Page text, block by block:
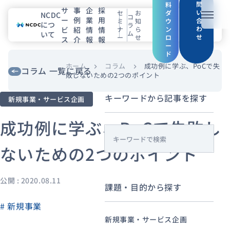
メニュ
NCDCについて
企業情報
お役立ち情報（PJ Insight）
NCDC
につ
いて
サ
ー
ビ
ス
事
例
紹
介
企
業
情
報
採
用
情
報
セ
ミ
ナ
ー
コ
ラ
ム
お
知
ら
せ
料
ダ
ウ
ン
ロ
ー
ド
問
い
合
わ
せ
コラム 一覧に戻る
ホーム chevron_right コラム chevron_right
成功例に学ぶ、PoCで失
敗しないための2つのポイント
新規事業・サービス企画
成功例に学ぶ、PoCで失敗し
ないための2つのポイント
公開 : 2020.08.11
# 新規事業
キーワードから記事を探す
e
h
課題・目的から探す
新規事業・サービス企画